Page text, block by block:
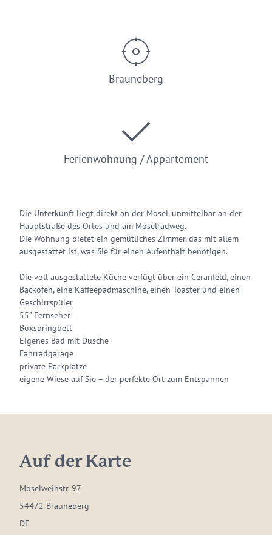
Brauneberg
Ferienwohnung / Appartement
Die Unterkunft liegt direkt an der Mosel, unmittelbar an der
Hauptstraße des Ortes und am Moselradweg.
Die Wohnung bietet ein gemütliches Zimmer, das mit allem
ausgestattet ist, was Sie für einen Aufenthalt benötigen.
Die voll ausgestattete Küche verfügt über ein Ceranfeld, einen
Backofen, eine Kaffeepadmaschine, einen Toaster und einen
Geschirrspüler
55" Fernseher
Boxspringbett
Eigenes Bad mit Dusche
Fahrradgarage
private Parkplätze
eigene Wiese auf Sie – der perfekte Ort zum Entspannen
Auf der Karte
Moselweinstr. 97
54472 Brauneberg
DE